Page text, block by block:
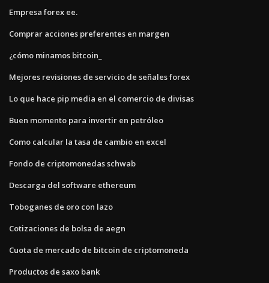
Empresa forex ee.
Comprar acciones preferentes en margen
¿cómo minamos bitcoin_
Mejores revisiones de servicio de señales forex
Lo que hace pip media en el comercio de divisas
Buen momento para invertir en petróleo
Como calcular la tasa de cambio en excel
Fondo de criptomonedas schwab
Descarga del software ethereum
Toboganes de oro con lazo
Cotizaciones de bolsa de aegn
Cuota de mercado de bitcoin de criptomoneda
Productos de saxo bank